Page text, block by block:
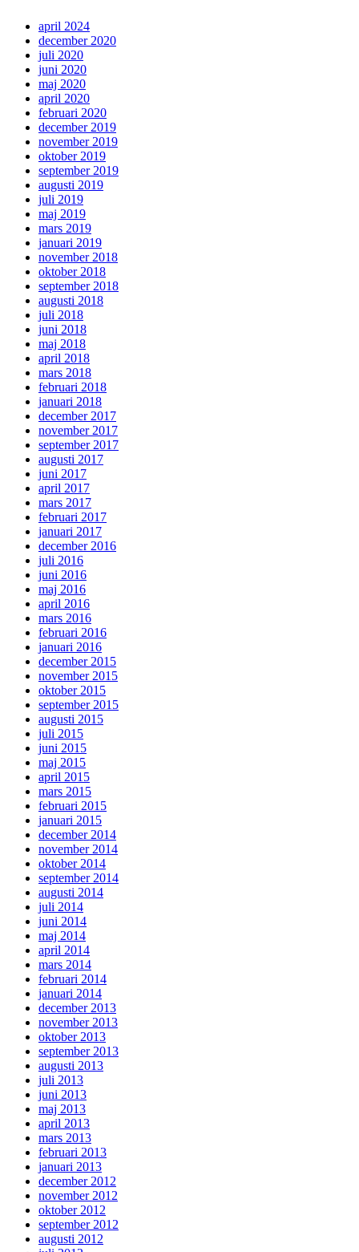
april 2024
december 2020
juli 2020
juni 2020
maj 2020
april 2020
februari 2020
december 2019
november 2019
oktober 2019
september 2019
augusti 2019
juli 2019
maj 2019
mars 2019
januari 2019
november 2018
oktober 2018
september 2018
augusti 2018
juli 2018
juni 2018
maj 2018
april 2018
mars 2018
februari 2018
januari 2018
december 2017
november 2017
september 2017
augusti 2017
juni 2017
april 2017
mars 2017
februari 2017
januari 2017
december 2016
juli 2016
juni 2016
maj 2016
april 2016
mars 2016
februari 2016
januari 2016
december 2015
november 2015
oktober 2015
september 2015
augusti 2015
juli 2015
juni 2015
maj 2015
april 2015
mars 2015
februari 2015
januari 2015
december 2014
november 2014
oktober 2014
september 2014
augusti 2014
juli 2014
juni 2014
maj 2014
april 2014
mars 2014
februari 2014
januari 2014
december 2013
november 2013
oktober 2013
september 2013
augusti 2013
juli 2013
juni 2013
maj 2013
april 2013
mars 2013
februari 2013
januari 2013
december 2012
november 2012
oktober 2012
september 2012
augusti 2012